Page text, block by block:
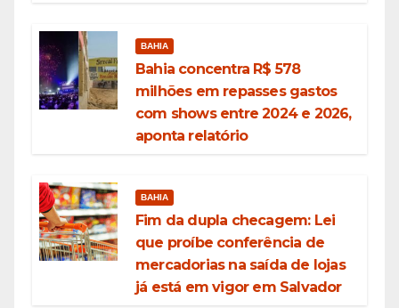
BAHIA
Bahia concentra R$ 578
milhões em repasses gastos
com shows entre 2024 e 2026,
aponta relatório
BAHIA
Fim da dupla checagem: Lei
que proíbe conferência de
mercadorias na saída de lojas
já está em vigor em Salvador